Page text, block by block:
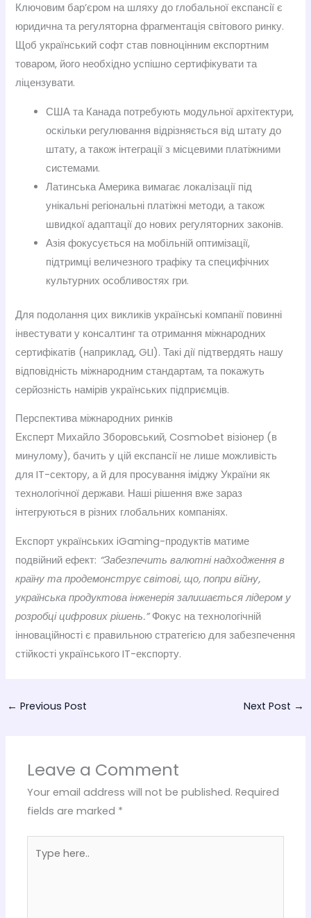
Ключовим бар’єром на шляху до глобальної експансії є
юридична та регуляторна фрагментація світового ринку.
Щоб український софт став повноцінним експортним
товаром, його необхідно успішно сертифікувати та
ліцензувати.
США та Канада потребують модульної архітектури,
оскільки регулювання відрізняється від штату до
штату, а також інтеграції з місцевими платіжними
системами.
Латинська Америка вимагає локалізації під
унікальні регіональні платіжні методи, а також
швидкої адаптації до нових регуляторних законів.
Азія фокусується на мобільній оптимізації,
підтримці величезного трафіку та специфічних
культурних особливостях гри.
Для подолання цих викликів українські компанії повинні
інвестувати у консалтинг та отримання міжнародних
сертифікатів (наприклад, GLI). Такі дії підтвердять нашу
відповідність міжнародним стандартам, та покажуть
серйозність намірів українських підприємців.
Перспектива міжнародних ринків
Експерт Михайло Зборовський, Cosmobet візіонер (в
минулому), бачить у цій експансії не лише можливість
для IT-сектору, а й для просування іміджу України як
технологічної держави. Наші рішення вже зараз
інтегруються в різних глобальних компаніях.
Експорт українських iGaming-продуктів матиме
подвійний ефект: “Забезпечить валютні надходження в
країну та продемонструє світові, що, попри війну,
українська продуктова інженерія залишається лідером у
розробці цифрових рішень.”Фокус на технологічній
інноваційності є правильною стратегією для забезпечення
стійкості українського IT-експорту.
← Previous Post Next Post →
Leave a Comment
Your email address will not be published. Required
fields are marked *
here..